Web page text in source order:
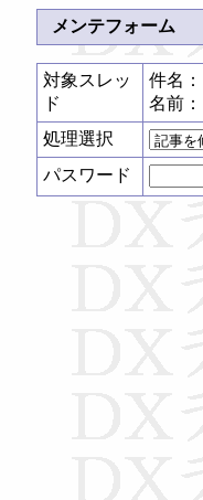
メンテフォーム
対象スレッ
ド
件名：
名前：
処理選択
パスワード